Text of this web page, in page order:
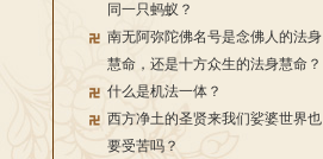
同一只蚂蚁？
南无阿弥陀佛名号是念佛人的法身
慧命，还是十方众生的法身慧命？
什么是机法一体？
西方净土的圣贤来我们娑婆世界也
要受苦吗？